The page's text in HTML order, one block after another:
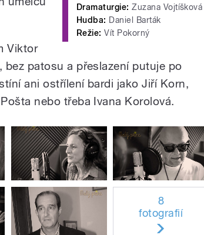
Dramaturgie: Zuzana Vojtíšková
Hudba: Daniel Barták
Režie: Vít Pokorný
Viktor
patosu a přeslazení putuje po
ani ostřílení bardi jako Jiří Korn,
nebo třeba Ivana Korolová.
8
fotografií